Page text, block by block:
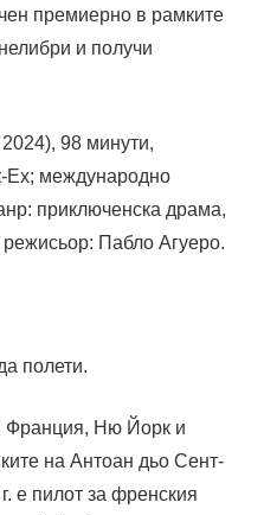
премиерно в рамките
и получи
98 минути,
Ex; международно
приключенска драма,
Пабло Агуеро.
полети.
Франция, Ню Йорк и
на Антоан дьо Сент-
е пилот за френския